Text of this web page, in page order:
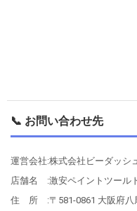
📞 お問い合わせ先
運営会社:株式会社ビーダッシュ
店舗名 :激安ペイントツール
住 所 :〒581-0861 大阪府八